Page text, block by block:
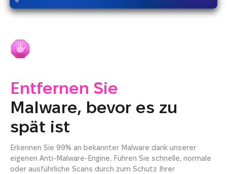
Entfernen Sie
Malware, bevor es zu
spät ist
Erkennen Sie 99% an bekannter Malware dank unserer
eigenen Anti-Malware-Engine. Führen Sie schnelle, normale
oder ausführliche Scans durch zum Schutz Ihrer